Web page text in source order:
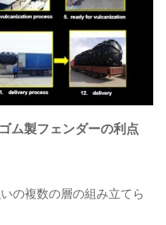
ム製フェンダーの利点
の複数の層の組み立てら